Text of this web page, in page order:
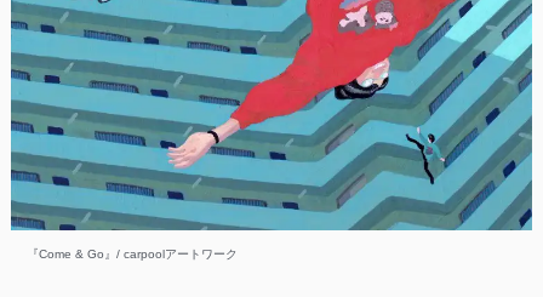
『Come & Go』/ carpoolアートワーク